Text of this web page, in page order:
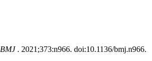
BMJ. 2021;373:n966.​ doi:10.1136/bmj.n966.